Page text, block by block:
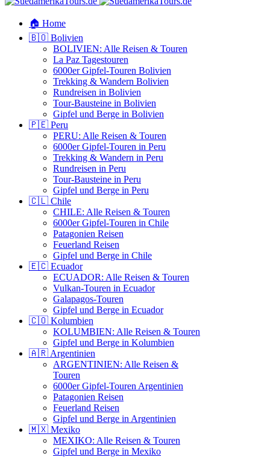
🏠 Home
🇧🇴 Bolivien
BOLIVIEN: Alle Reisen & Touren
La Paz Tagestouren
6000er Gipfel-Touren Bolivien
Trekking & Wandern Bolivien
Rundreisen in Bolivien
Tour-Bausteine in Bolivien
Gipfel und Berge in Bolivien
🇵🇪 Peru
PERU: Alle Reisen & Touren
6000er Gipfel-Touren in Peru
Trekking & Wandern in Peru
Rundreisen in Peru
Tour-Bausteine in Peru
Gipfel und Berge in Peru
🇨🇱 Chile
CHILE: Alle Reisen & Touren
6000er Gipfel-Touren in Chile
Patagonien Reisen
Feuerland Reisen
Gipfel und Berge in Chile
🇪🇨 Ecuador
ECUADOR: Alle Reisen & Touren
Vulkan-Touren in Ecuador
Galapagos-Touren
Gipfel und Berge in Ecuador
🇨🇴 Kolumbien
KOLUMBIEN: Alle Reisen & Touren
Gipfel und Berge in Kolumbien
🇦🇷 Argentinien
ARGENTINIEN: Alle Reisen &
Touren
6000er Gipfel-Touren Argentinien
Patagonien Reisen
Feuerland Reisen
Gipfel und Berge in Argentinien
🇲🇽 Mexiko
MEXIKO: Alle Reisen & Touren
Gipfel und Berge in Mexiko